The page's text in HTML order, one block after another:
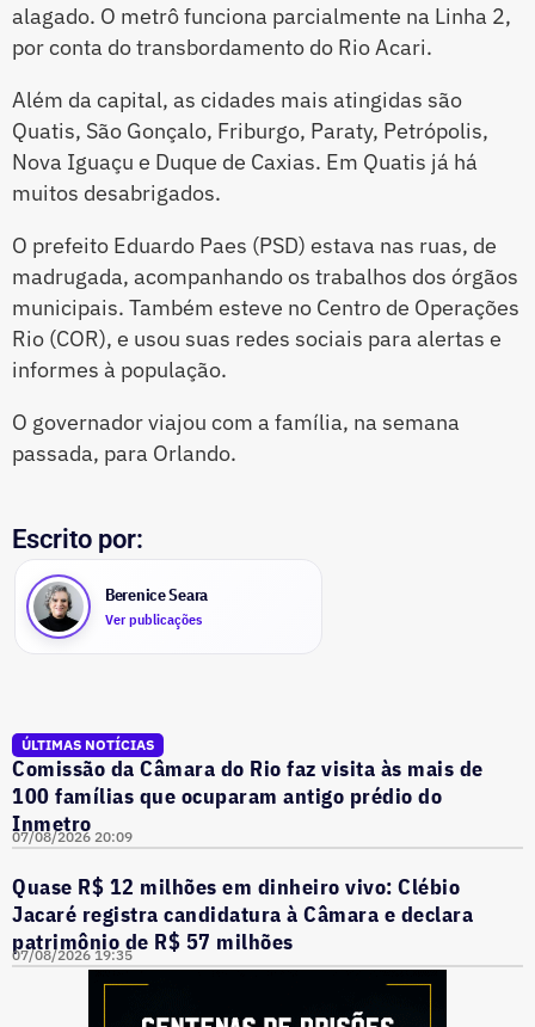
alagado. O metrô funciona parcialmente na Linha 2,
por conta do transbordamento do Rio Acari.
Além da capital, as cidades mais atingidas são
Quatis, São Gonçalo, Friburgo, Paraty, Petrópolis,
Nova Iguaçu e Duque de Caxias. Em Quatis já há
muitos desabrigados.
O prefeito Eduardo Paes (PSD) estava nas ruas, de
madrugada, acompanhando os trabalhos dos órgãos
municipais. Também esteve no Centro de Operações
Rio (COR), e usou suas redes sociais para alertas e
informes à população.
O governador viajou com a família, na semana
passada, para Orlando.
Escrito por:
Berenice Seara
Ver publicações
ÚLTIMAS NOTÍCIAS
Comissão da Câmara do Rio faz visita às mais de
100 famílias que ocuparam antigo prédio do
Inmetro
07/08/2026 20:09
Quase R$ 12 milhões em dinheiro vivo: Clébio
Jacaré registra candidatura à Câmara e declara
patrimônio de R$ 57 milhões
07/08/2026 19:35